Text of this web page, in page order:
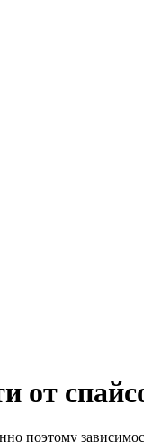
от
поэтому